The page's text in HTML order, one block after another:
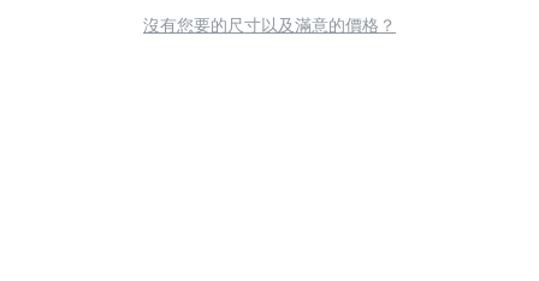
沒有您要的尺寸以及滿意的價格？